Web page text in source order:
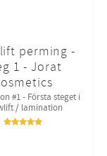
perming -
1 - Jorat
#1 - Första steget i
/ lamination